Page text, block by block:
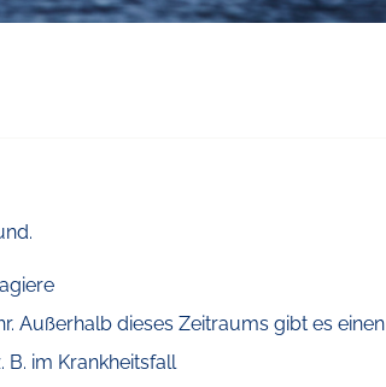
Außerhalb dieses Zeitraums gibt es einen
B. im Krankheitsfall